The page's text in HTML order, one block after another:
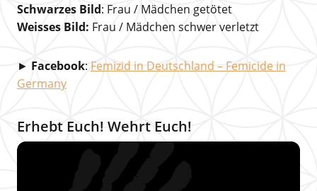
Schwarzes Bild: Frau / Mädchen getötet
Weisses Bild: Frau / Mädchen schwer verletzt
► Facebook: Femizid in Deutschland – Femicide in
Germany
Erhebt Euch! Wehrt Euch!